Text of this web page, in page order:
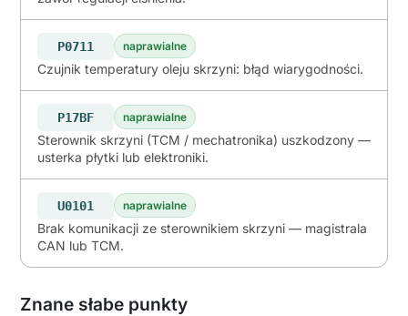
P0711
Czujnik temperatury oleju skrzyni: błąd wiarygodności.
naprawialne
P17BF
Sterownik skrzyni (TCM / mechatronika) uszkodzony —
usterka płytki lub elektroniki.
naprawialne
U0101
Brak komunikacji ze sterownikiem skrzyni — magistrala
CAN lub TCM.
naprawialne
Znane słabe punkty